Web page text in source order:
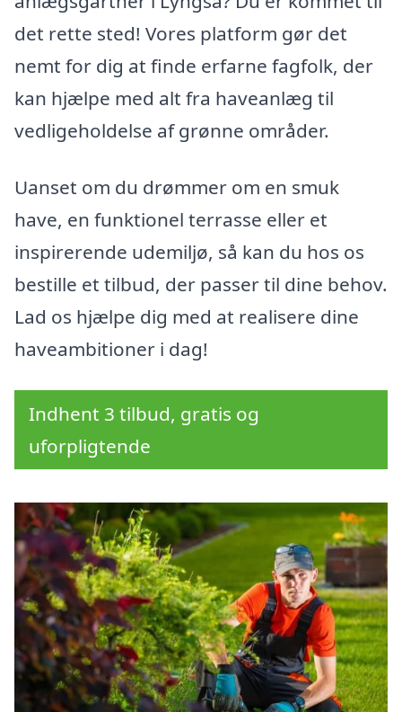
det rette sted! Vores platform gør det
nemt for dig at finde erfarne fagfolk, der
kan hjælpe med alt fra haveanlæg til
vedligeholdelse af grønne områder.
Uanset om du drømmer om en smuk
have, en funktionel terrasse eller et
inspirerende udemiljø, så kan du hos os
bestille et tilbud, der passer til dine behov.
Lad os hjælpe dig med at realisere dine
haveambitioner i dag!
Indhent 3 tilbud, gratis og
uforpligtende